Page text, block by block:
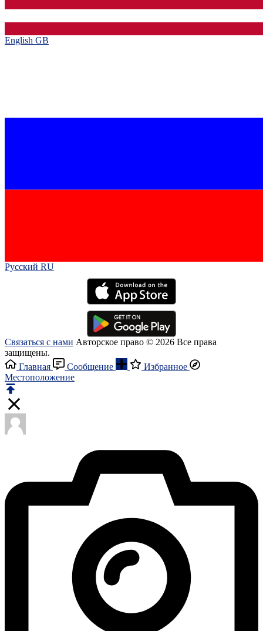
English GB‎
Русский RU‎
Связаться с нами Авторское право © 2026 Все права
защищены.
Главная
Сообщение
Избранное
Местоположение